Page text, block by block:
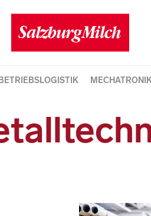
BETRIEBSLOGISTIK